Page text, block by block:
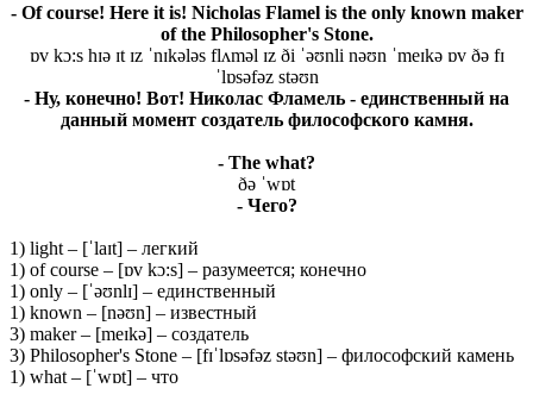
- Of course! Here it is! Nicholas Flamel is the only known maker
of the Philosopher's Stone.
ɒv kɔ:s hɪə ɪt ɪz ˈnɪkələs flʌməl ɪz ði ˈəʊnli nəʊn ˈmeɪkə ɒv ðə fɪ
ˈlɒsəfəz stəʊn
- Ну, конечно! Вот! Николас Фламель - единственный на
данный момент создатель философского камня.
- The what?
ðə ˈwɒt
- Чего?
1) light – [ˈlaɪt] – легкий
1) of course – [ɒv kɔ:s] – разумеется; конечно
1) only – [ˈəʊnlɪ] – единственный
1) known – [nəʊn] – известный
3) maker – [meɪkə] – создатель
3) Philosopher's Stone – [fɪˈlɒsəfəz stəʊn] – философский камень
1) what – [ˈwɒt] – что